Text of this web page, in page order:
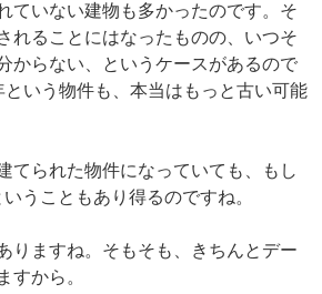
ていない建物も多かったのです。そ
れることにはなったものの、いつそ
からない、というケースがあるので
いう物件も、本当はもっと古い可能
られた物件になっていても、もし
うこともあり得るのですね。
ますね。そもそも、きちんとデー
すから。